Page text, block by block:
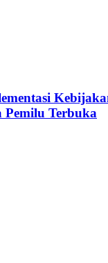
Pemilu Terbuka